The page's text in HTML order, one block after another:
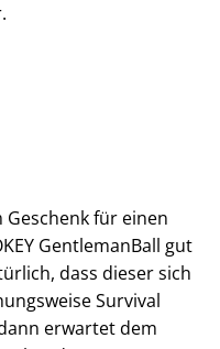
Geschenk für einen
GentlemanBall gut
dass dieser sich
Survival
erwartet dem